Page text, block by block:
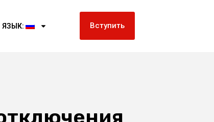
ЯЗЫК: Вступить